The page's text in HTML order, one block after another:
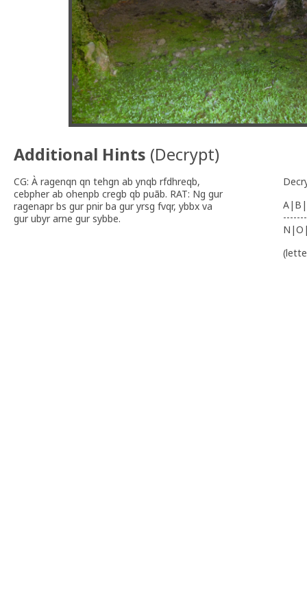
Additional Hints (Decrypt)
CG: À ragenqn qn tehgn ab ynqb rfdhreqb,
cebpher ab ohenpb cregb qb puãb. RAT: Ng gur
ragenapr bs gur pnir ba gur yrsg fvqr, ybbx va
gur ubyr arne gur sybbe.